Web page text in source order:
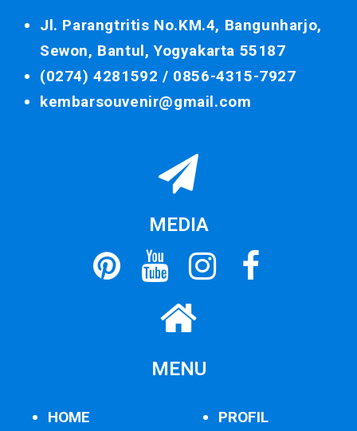
Jl. Parangtritis No.KM.4, Bangunharjo,
Sewon, Bantul, Yogyakarta 55187
(0274) 4281592 / 0856-4315-7927
kembarsouvenir@gmail.com
MEDIA
MENU
HOME PROFIL